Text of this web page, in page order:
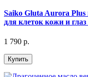
Saiko Gluta Aurora
для клеток кожи и глаз
1 790 р.
Купить